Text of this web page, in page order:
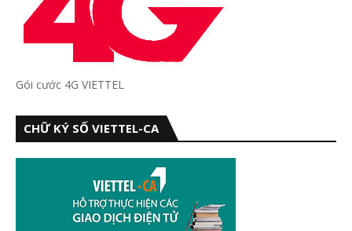
Gói cước 4G VIETTEL
CHỮ KÝ SỐ VIETTEL-CA